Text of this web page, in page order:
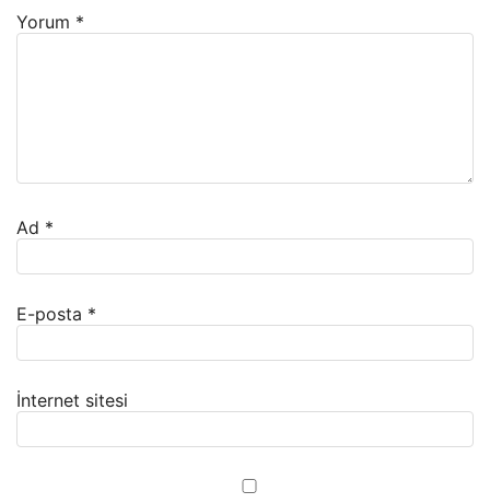
Yorum *
Ad *
E-posta *
İnternet sitesi